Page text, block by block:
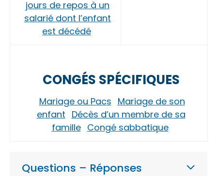
jours de repos à un
salarié dont l’enfant
est décédé
CONGÉS SPÉCIFIQUES
Mariage ou Pacs Mariage de son
enfant Décès d’un membre de sa
famille Congé sabbatique
Questions – Réponses